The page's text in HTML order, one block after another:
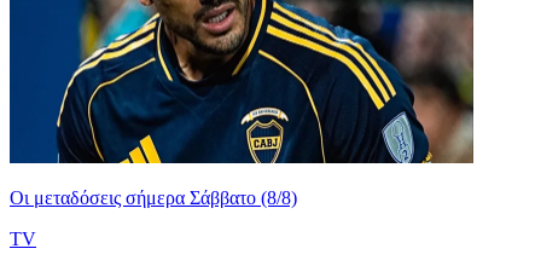
Οι μεταδόσεις σήμερα Σάββατο (8/8)
TV